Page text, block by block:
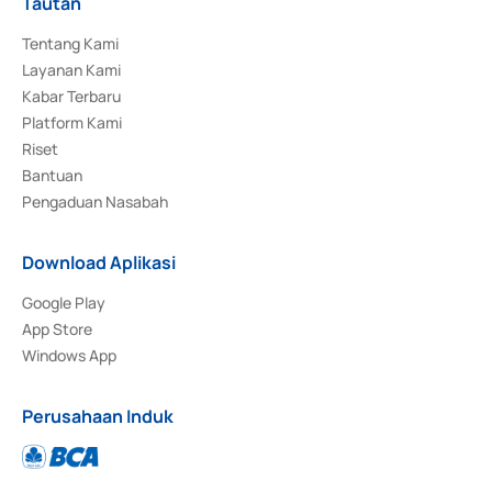
Tentang Kami
Layanan Kami
Kabar Terbaru
Platform Kami
Riset
Bantuan
Pengaduan Nasabah
Download Aplikasi
Google Play
App Store
Windows App
Perusahaan Induk